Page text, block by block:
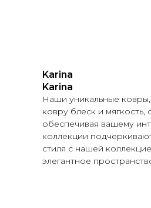
Karina
Karina
Наши уникальные
ковру блеск и
обеспечивая вашему
коллекции
стиля с нашей
элегантное